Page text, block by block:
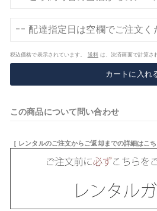
税込価格で表示されています。 送料は、決済画面で計算さ
カートに入れ
この商品について問い合わせ
［ レンタルのご注文からご返却までの詳細はこち